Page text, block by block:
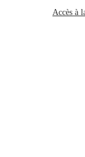
Accès à